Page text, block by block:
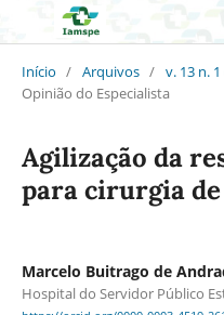
Início / Arquivos / v. 13 n.
Opinião do Especialista
Agilização da
para cirurgia
Marcelo Buitrago de
Hospital do Servidor Público